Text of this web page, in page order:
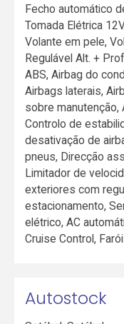
Fecho automático
Tomada Elétrica
Volante em pele,
Regulável Alt. +
ABS, Airbag do
Airbags laterais,
sobre
Controlo de
desativação de
pneus, Direcção
Limitador de
exteriores com
estacionamento,
elétrico, AC
Cruise Control,
Autostock